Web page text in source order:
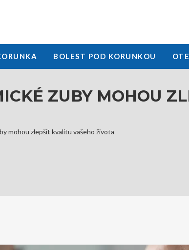
BOLEST POD KORUNKOU
ZUBY MOHOU
mohou zlepšit kvalitu vašeho života